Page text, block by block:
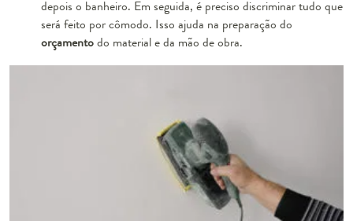
depois o banheiro. Em seguida, é preciso discriminar tudo que
será feito por cômodo. Isso ajuda na preparação do
orçamentodo material e da mão de obra.